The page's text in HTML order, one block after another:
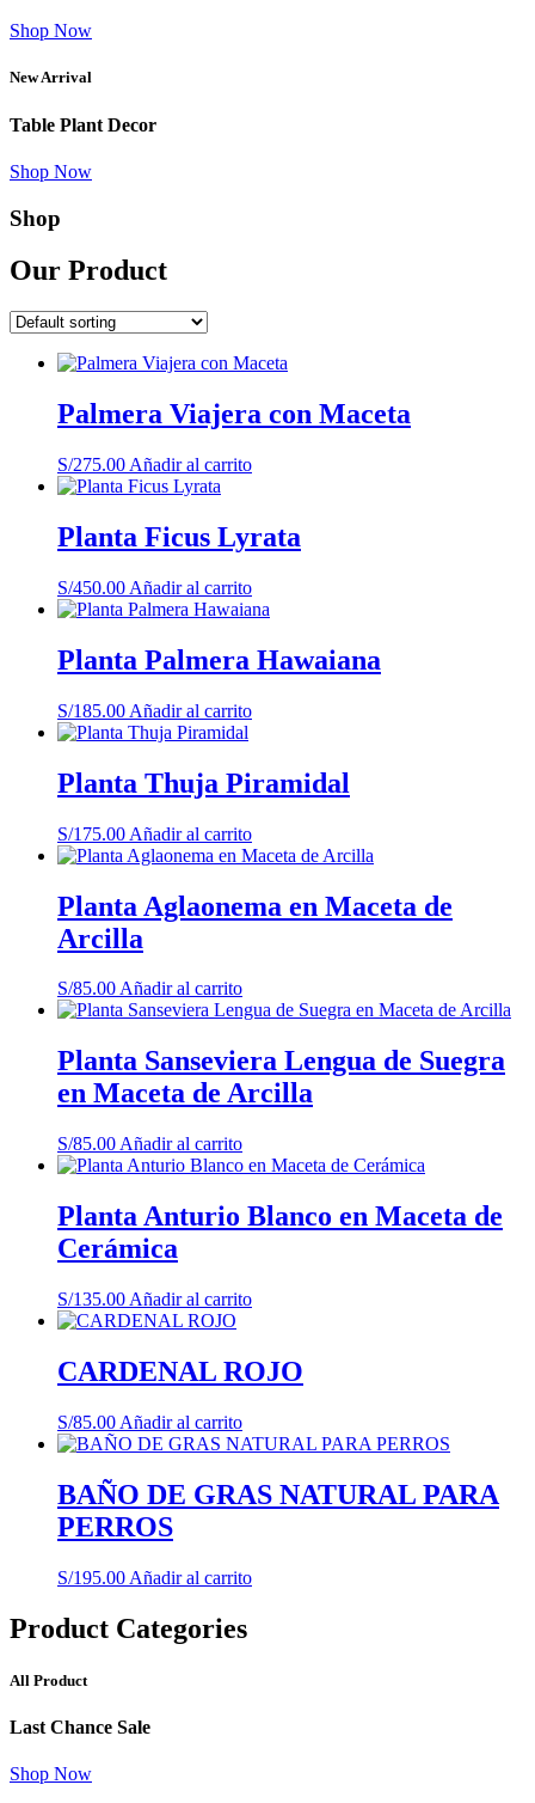
Shop Now
New Arrival
Table Plant Decor
Shop Now
Shop
Our Product
Palmera Viajera con Maceta
S/275.00 Añadir al carrito
Planta Ficus Lyrata
S/450.00 Añadir al carrito
Planta Palmera Hawaiana
S/185.00 Añadir al carrito
Planta Thuja Piramidal
S/175.00 Añadir al carrito
Planta Aglaonema en Maceta de
Arcilla
S/85.00Añadir al carrito
Planta Sanseviera Lengua de Suegra
en Maceta de Arcilla
S/85.00 Añadir al carrito
Planta Anturio Blanco en Maceta de
Cerámica
S/135.00 Añadir al carrito
CARDENAL ROJO
S/85.00 Añadir al carrito
BAÑO DE GRAS NATURAL PARA
PERROS
S/195.00 Añadir al carrito
Product Categories
All Product
Last Chance Sale
Shop Now